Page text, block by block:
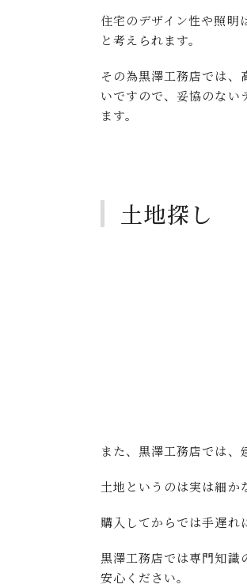
住宅のデザイン性や照明
と考えられます。
その為黒澤工務店では、
いですので、妥協のない
ます。
土地探し
また、黒澤工務店では、
土地というのは実は細か
購入してからでは手遅れ
黒澤工務店では専門知識
安心ください。